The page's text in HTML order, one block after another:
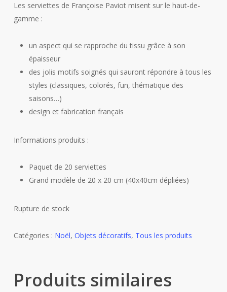
Les serviettes de Françoise Paviot misent sur le haut-de-
gamme :
un aspect qui se rapproche du tissu grâce à son
épaisseur
des jolis motifs soignés qui sauront répondre à tous les
styles (classiques, colorés, fun, thématique des
saisons…)
design et fabrication français
Informations produits :
Paquet de 20 serviettes
Grand modèle de 20 x 20 cm (40x40cm dépliées)
Rupture de stock
Catégories : Noël, Objets décoratifs, Tous les produits
Produits similaires